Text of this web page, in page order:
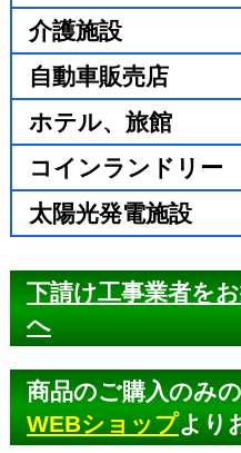
介護施設
自動車販売店
ホテル、旅館
コインランドリー
太陽光発電施設
下請け工事業者を
へ
商品のご購入のみ
WEBショップより